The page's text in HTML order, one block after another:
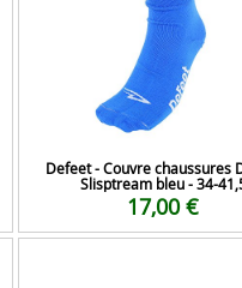
Defeet - Couvre chaussures
Slisptream bleu - 34-
17,00 €